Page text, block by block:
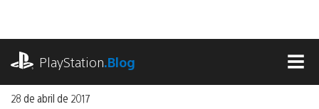
contenido
PlayStation.Blog
28 de abril de 2017